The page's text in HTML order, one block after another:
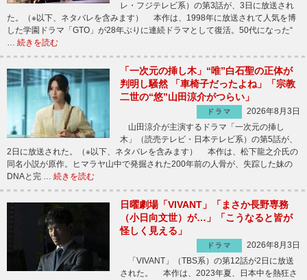
レ・フジテレビ系）の第3話が、3日に放送され
た。（※以下、ネタバレを含みます） 本作は、1998年に放送されて人気を博
した学園ドラマ「GTO」が28年ぶりに連続ドラマとして復活。50代になった“
… 続きを読む
「一次元の挿し木」“唯”白石聖の正体が
判明し騒然 「車椅子だったよね」「宗教
二世の“悠”山田涼介がつらい」
ドラマ
2026年8月3日
山田涼介が主演するドラマ「一次元の挿し
木」（読売テレビ・日本テレビ系）の第5話が、
2日に放送された。（※以下、ネタバレを含みます） 本作は、松下龍之介氏の
同名小説が原作。ヒマラヤ山中で発掘された200年前の人骨が、失踪した妹の
DNAと完 … 続きを読む
日曜劇場「VIVANT」「まさか長野専務
（小日向文世）が…」「こうなると皆が
怪しく見える」
ドラマ
2026年8月3日
「VIVANT」（TBS系）の第12話が2日に放送
された。 本作は、2023年夏、日本中を熱狂さ